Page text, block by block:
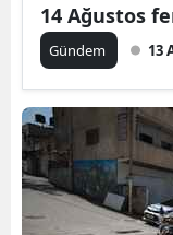
14 Ağustos
Gündem 13